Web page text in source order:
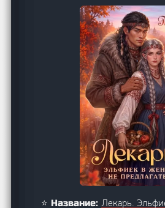
⭐ Название:Лекарь.